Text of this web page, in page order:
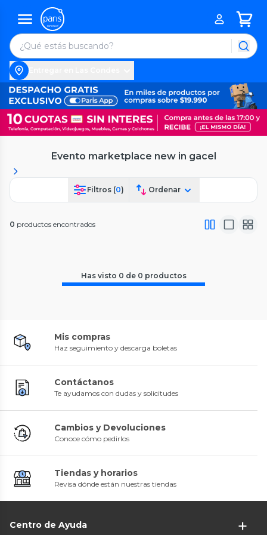
Evento marketplace new in gacel
Filtros (0) Ordenar
0 productos encontrados
Has visto 0 de 0 productos
Mis compras
Haz seguimiento y descarga boletas
Contáctanos
Te ayudamos con dudas y solicitudes
Cambios y Devoluciones
Conoce cómo pedirlos
Tiendas y horarios
Revisa dónde están nuestras tiendas
Centro de Ayuda